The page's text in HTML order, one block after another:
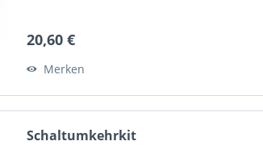
20,60 €
Merken
Schaltumkehrkit